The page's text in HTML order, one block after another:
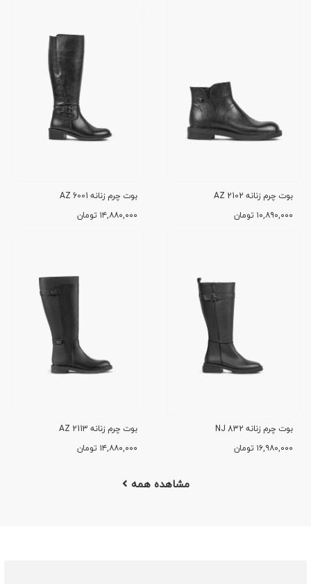
بوت چرم زنانه AZ 2102
۱۰,۸۹۰,۰۰۰ تومان
بوت چرم زنانه AZ 6001
۱۴,۸۸۰,۰۰۰ تومان
بوت چرم زنانه NJ 832
۱۶,۹۸۰,۰۰۰ تومان
بوت چرم زنانه AZ 2113
۱۴,۸۸۰,۰۰۰ تومان
مشاهده همه